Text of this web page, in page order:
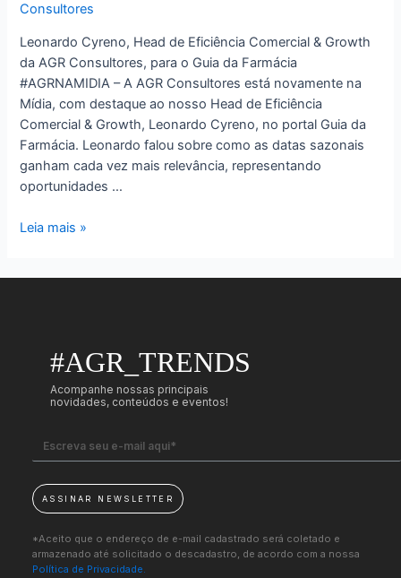
Consultores
Leonardo Cyreno, Head de Eficiência Comercial & Growth
da AGR Consultores, para o Guia da Farmácia
#AGRNAMIDIA – A AGR Consultores está novamente na
Mídia, com destaque ao nosso Head de Eficiência
Comercial & Growth, Leonardo Cyreno, no portal Guia da
Farmácia. Leonardo falou sobre como as datas sazonais
ganham cada vez mais relevância, representando
oportunidades …
Leia mais »
#AGR_TRENDS
Acompanhe nossas principais
novidades, conteúdos e eventos!
ASSINAR NEWSLETTER
*Aceito que o endereço de e-mail cadastrado será coletado e
armazenado até solicitado o descadastro, de acordo com a nossa
Política de Privacidade.